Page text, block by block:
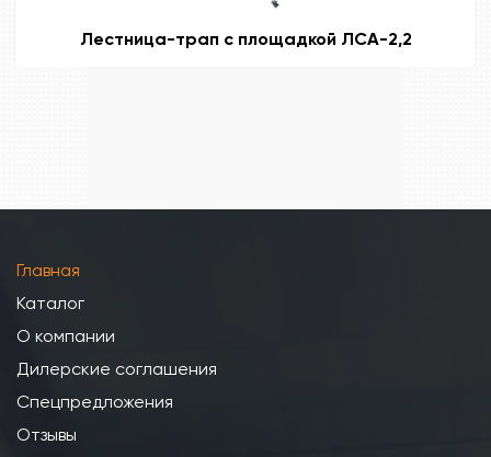
Лестница-трап с площадкой ЛСА-2,2
Главная
Каталог
О компании
Дилерские соглашения
Спецпредложения
Отзывы